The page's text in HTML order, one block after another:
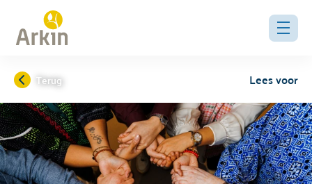
Terug Lees voor